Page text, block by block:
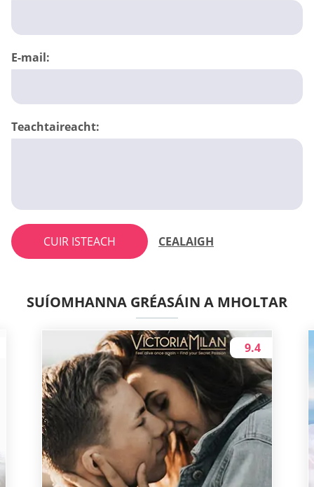
E-mail:
Teachtaireacht:
CUIR ISTEACH CEALAIGH
SUÍOMHANNA GRÉASÁIN A MHOLTAR
9.4